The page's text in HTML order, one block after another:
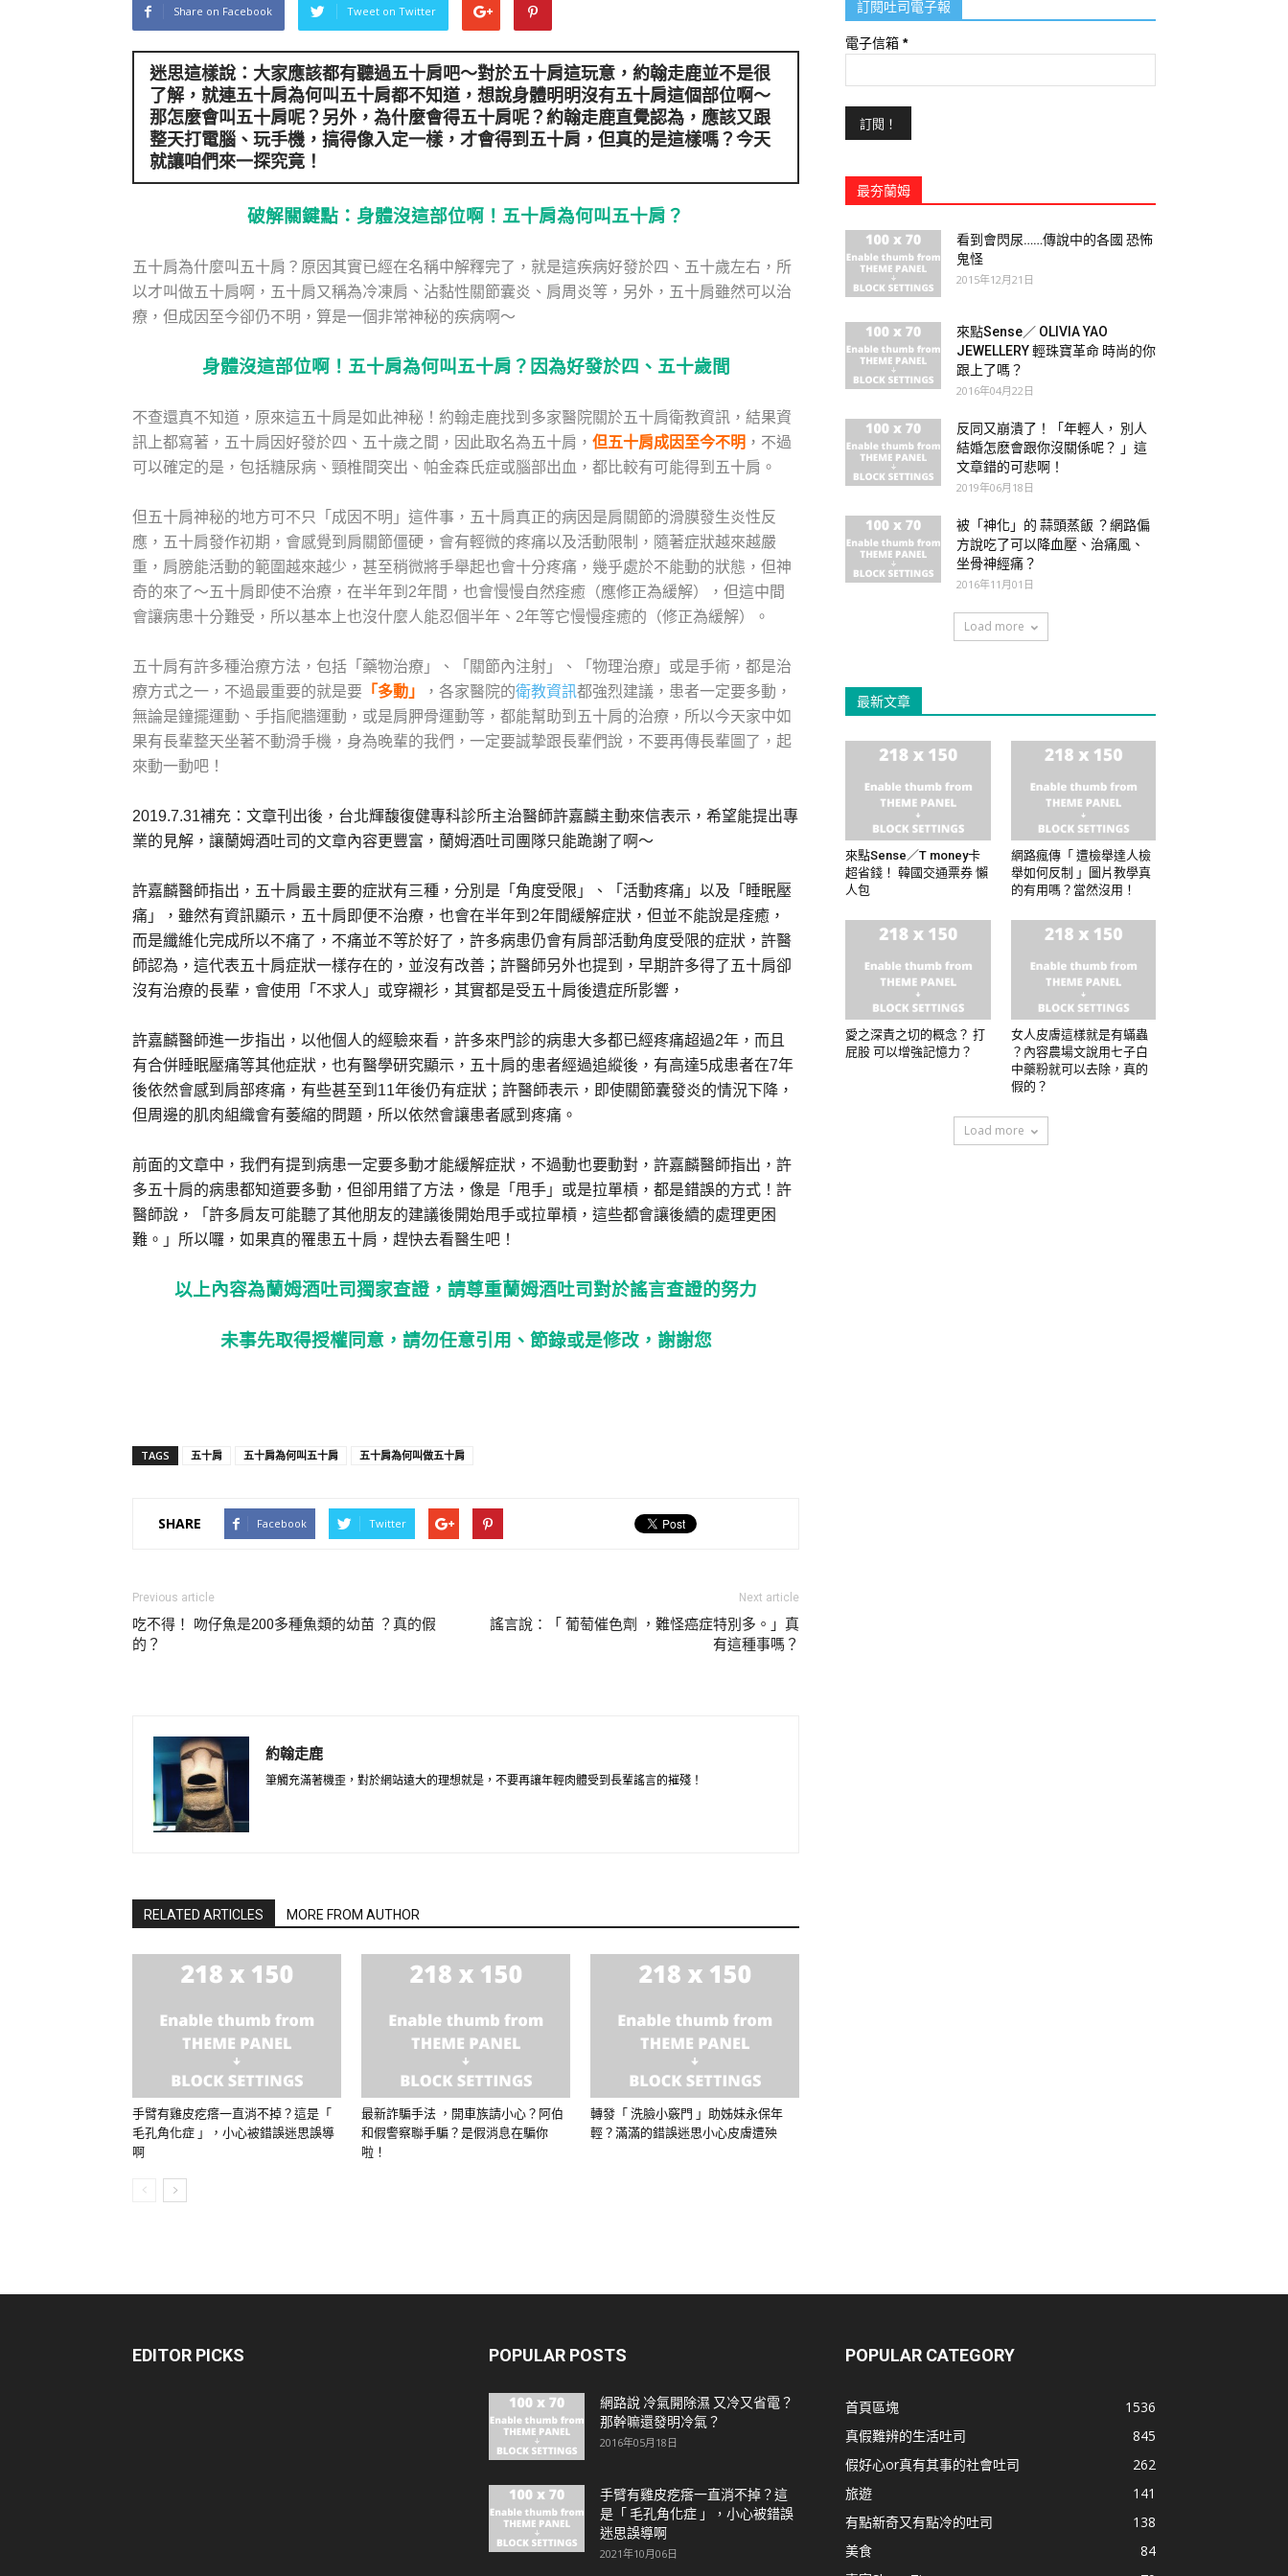
Share on Facebook Tweet on Twitter
迷思這樣說：大家應該都有聽過五十肩吧～對於五十肩這玩意，約翰走鹿並不是很
了解，就連五十肩為何叫五十肩都不知道，想說身體明明沒有五十肩這個部位啊～
那怎麼會叫五十肩呢？另外，為什麼會得五十肩呢？約翰走鹿直覺認為，應該又跟
整天打電腦、玩手機，搞得像入定一樣，才會得到五十肩，但真的是這樣嗎？今天
就讓咱們來一探究竟！
破解關鍵點：身體沒這部位啊！五十肩為何叫五十肩？
五十肩為什麼叫五十肩？原因其實已經在名稱中解釋完了，就是這疾病好發於四、五十歲左右，所
以才叫做五十肩啊，五十肩又稱為冷凍肩、沾黏性關節囊炎、肩周炎等，另外，五十肩雖然可以治
療，但成因至今卻仍不明，算是一個非常神秘的疾病啊～
身體沒這部位啊！五十肩為何叫五十肩？因為好發於四、五十歲間
不查還真不知道，原來這五十肩是如此神秘！約翰走鹿找到多家醫院關於五十肩衛教資訊，結果資
訊上都寫著，五十肩因好發於四、五十歲之間，因此取名為五十肩， 但五十肩成因至今不明 ，不過
可以確定的是，包括糖尿病、頸椎間突出、帕金森氏症或腦部出血，都比較有可能得到五十肩。
但五十肩神秘的地方可不只「成因不明」這件事，五十肩真正的病因是肩關節的滑膜發生炎性反
應，五十肩發作初期，會感覺到肩關節僵硬，會有輕微的疼痛以及活動限制，隨著症狀越來越嚴
重，肩膀能活動的範圍越來越少，甚至稍微將手舉起也會十分疼痛，幾乎處於不能動的狀態，但神
奇的來了～五十肩即使不治療，在半年到2年間，也會慢慢自然痊癒（應修正為緩解），但這中間
會讓病患十分難受，所以基本上也沒什麼人能忍個半年、2年等它慢慢痊癒的（修正為緩解）。
五十肩有許多種治療方法，包括「藥物治療」、「關節內注射」、「物理治療」或是手術，都是治
療方式之一，不過最重要的就是要 「多動」 ，各家醫院的衛教資訊都強烈建議，患者一定要多動，
無論是鐘擺運動、手指爬牆運動，或是肩胛骨運動等，都能幫助到五十肩的治療，所以今天家中如
果有長輩整天坐著不動滑手機，身為晚輩的我們，一定要誠摯跟長輩們說，不要再傳長輩圖了，起
來動一動吧！
2019.7.31補充：文章刊出後，台北輝馥復健專科診所主治醫師許嘉麟主動來信表示，希望能提出專
業的見解，讓蘭姆酒吐司的文章內容更豐富，蘭姆酒吐司團隊只能跪謝了啊～
許嘉麟醫師指出，五十肩最主要的症狀有三種，分別是「角度受限」、「活動疼痛」以及「睡眠壓
痛」，雖然有資訊顯示，五十肩即便不治療，也會在半年到2年間緩解症狀，但並不能說是痊癒，
而是纖維化完成所以不痛了，不痛並不等於好了，許多病患仍會有肩部活動角度受限的症狀，許醫
師認為，這代表五十肩症狀一樣存在的，並沒有改善；許醫師另外也提到，早期許多得了五十肩卻
沒有治療的長輩，會使用「不求人」或穿襯衫，其實都是受五十肩後遺症所影響，
許嘉麟醫師進一步指出，以他個人的經驗來看，許多來門診的病患大多都已經疼痛超過2年，而且
有合併睡眠壓痛等其他症狀，也有醫學研究顯示，五十肩的患者經過追縱後，有高達5成患者在7年
後依然會感到肩部疼痛，有些甚至到11年後仍有症狀；許醫師表示，即使關節囊發炎的情況下降，
但周邊的肌肉組織會有萎縮的問題，所以依然會讓患者感到疼痛。
前面的文章中，我們有提到病患一定要多動才能緩解症狀，不過動也要動對，許嘉麟醫師指出，許
多五十肩的病患都知道要多動，但卻用錯了方法，像是「甩手」或是拉單槓，都是錯誤的方式！許
醫師說，「許多肩友可能聽了其他朋友的建議後開始甩手或拉單槓，這些都會讓後續的處理更困
難。」所以囉，如果真的罹患五十肩，趕快去看醫生吧！
以上內容為蘭姆酒吐司獨家查證，請尊重蘭姆酒吐司對於謠言查證的努力
未事先取得授權同意，請勿任意引用、節錄或是修改，謝謝您
TAGS 五十肩 五十肩為何叫五十肩 五十肩為何叫做五十肩
SHARE Facebook Twitter
Previous article
吃不得！ 吻仔魚是200多種魚類的幼苗 ？真的假
的？
Next article
謠言說：「 葡萄催色劑 ，難怪癌症特別多。」真
有這種事嗎？
約翰走鹿
筆觸充滿著機歪，對於網站遠大的理想就是，不要再讓年輕肉體受到長輩謠言的摧殘！
RELATED ARTICLES MORE FROM AUTHOR
手臂有雞皮疙瘩一直消不掉？這是「
毛孔角化症 」，小心被錯誤迷思誤導
啊
最新詐騙手法 ，開車族請小心？阿伯
和假警察聯手騙？是假消息在騙你
啦！
轉發「 洗臉小竅門 」助姊妹永保年
輕？滿滿的錯誤迷思小心皮膚遭殃
訂閱吐司電子報
電子信箱 *
最夯蘭姆
看到會閃尿……傳說中的各國 恐怖
鬼怪
2015年12月21日
來點Sense／ OLIVIA YAO
JEWELLERY 輕珠寶革命 時尚的你
跟上了嗎？
2016年04月22日
反同又崩潰了！「年輕人， 別人
結婚怎麽會跟你沒關係呢？ 」這
文章錯的可悲啊！
2019年06月18日
被「神化」的 蒜頭蒸飯 ？網路偏
方說吃了可以降血壓、治痛風、
坐骨神經痛？
2016年11月01日
Load more
最新文章
來點Sense／T money卡
超省錢！ 韓國交通票券 懶
人包
網路瘋傳「 遭檢舉達人檢
舉如何反制 」圖片教學真
的有用嗎？當然沒用！
愛之深責之切的概念？ 打
屁股 可以增強記憶力？
女人皮膚這樣就是有蟎蟲
？內容農場文說用七子白
中藥粉就可以去除，真的
假的？
Load more
EDITOR PICKS POPULAR POSTS
網路說 冷氣開除濕 又冷又省電？
那幹嘛還發明冷氣？
2016年05月18日
手臂有雞皮疙瘩一直消不掉？這
是「 毛孔角化症 」，小心被錯誤
迷思誤導啊
2021年10月06日
POPULAR CATEGORY
首頁區塊
1536
真假難辨的生活吐司
845
假好心or真有其事的社會吐司
262
旅遊
141
有點新奇又有點冷的吐司
138
美食
84